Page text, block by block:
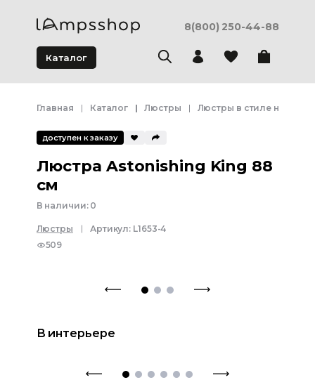
8(800) 250-44-88
Каталог
Главная Каталог Люстры Люстры в стиле
доступен к заказу
Люстра Astonishing King 88
см
В наличии: 0
Люстры Артикул: L1653-4
509
В интерьере